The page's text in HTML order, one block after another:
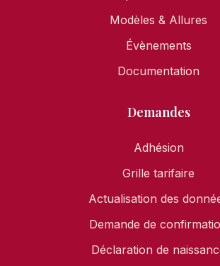
Modèles & Allures
Évènements
Documentation
Demandes
Adhésion
Grille tarifaire
Actualisation des
Demande de
Déclaration de